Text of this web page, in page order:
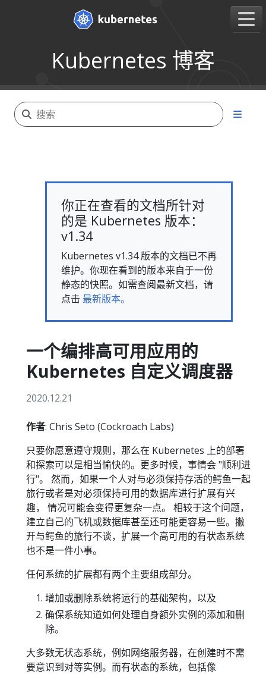
Kubernetes 博客
你正在查看的文档所针对
的是 Kubernetes 版本：
v1.34
Kubernetes v1.34 版本的文档已不再
维护。你现在看到的版本来自于一份
静态的快照。如需查阅最新文档，请
点击 最新版本。
一个编排高可用应用的
Kubernetes 自定义调度器
2020.12.21
作者: Chris Seto (Cockroach Labs)
只要你愿意遵守规则，那么在 Kubernetes 上的部署
和探索可以是相当愉快的。更多时候，事情会 "顺利进
行"。 然而，如果一个人对与必须保持存活的鳄鱼一起
旅行或者是对必须保持可用的数据库进行扩展有兴
趣， 情况可能会变得更复杂一点。 相较于这个问题，
建立自己的飞机或数据库甚至还可能更容易一些。撇
开与鳄鱼的旅行不谈，扩展一个高可用的有状态系统
也不是一件小事。
任何系统的扩展都有两个主要组成部分。
增加或删除系统将运行的基础架构，以及
确保系统知道如何处理自身额外实例的添加和删
除。
大多数无状态系统，例如网络服务器，在创建时不需
要意识到对等实例。而有状态的系统，包括像